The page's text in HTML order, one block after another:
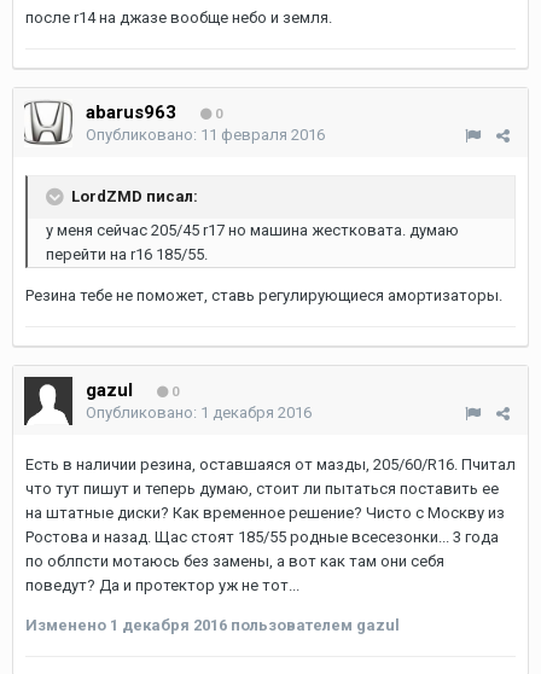
после r14 на джазе вообще небо и земля.
abarus963 0
Опубликовано: 11 февраля 2016
LordZMD писал:
у меня сейчас 205/45 r17 но машина жестковата. думаю
перейти на r16 185/55.
Резина тебе не поможет, ставь регулирующиеся амортизаторы.
gazul 0
Опубликовано: 1 декабря 2016
Есть в наличии резина, оставшаяся от мазды, 205/60/R16. Пчитал
что тут пишут и теперь думаю, стоит ли пытаться поставить ее
на штатные диски? Как временное решение? Чисто с Москву из
Ростова и назад. Щас стоят 185/55 родные всесезонки... 3 года
по облпсти мотаюсь без замены, а вот как там они себя
поведут? Да и протектор уж не тот...
Изменено 1 декабря 2016 пользователем gazul